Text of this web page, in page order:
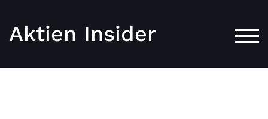
Aktien Insider